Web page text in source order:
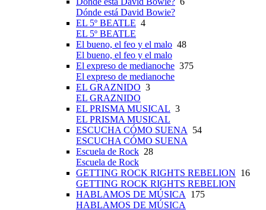
Dónde está David Bowie?
EL 5º BEATLE 4
EL 5º BEATLE
El bueno, el feo y el malo 48
El bueno, el feo y el malo
El expreso de medianoche 375
El expreso de medianoche
EL GRAZNIDO 3
EL GRAZNIDO
EL PRISMA MUSICAL 3
EL PRISMA MUSICAL
ESCUCHA CÓMO SUENA
54
ESCUCHA CÓMO SUENA
Escuela de Rock 28
Escuela de Rock
GETTING ROCK RIGHTS REBELION 16
GETTING ROCK RIGHTS REBELION
HABLAMOS DE MÚSICA
175
HABLAMOS DE MÚSICA